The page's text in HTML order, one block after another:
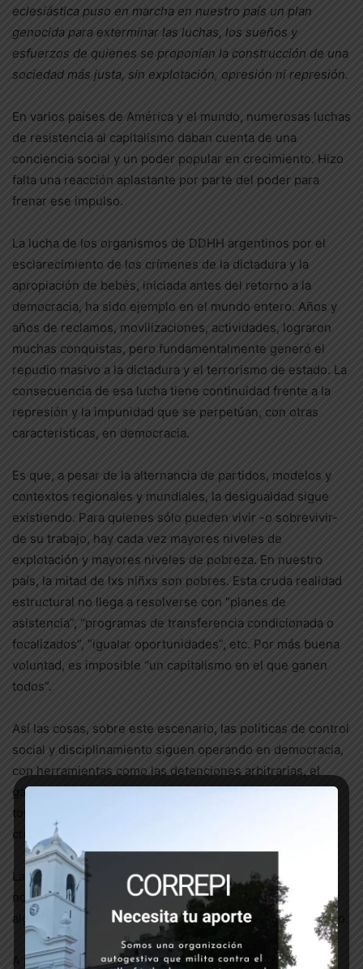
eclesiástica puso en marcha en nuestro país un plan
genocida para exterminar las luchas, los sueños y
esfuerzos de quienes se proponían la construcción de una
sociedad más justa, sin explotación, opresión ni represión.
En varios países de América y el mundo, numerosas luchas
de resistencia al capitalismo daban cuenta de una
conciencia social y un poder popular en crecimiento. Hizo
falta una reacción aplastante por parte del poder para
frenar ese impulso.
La lucha de los organismos de DDHH argentinos por el
esclarecimiento de los crímenes de la dictadura y la
apropiación de bebés, iniciada antes del retorno a la
democracia, ha sido ejemplo en el mundo entero. Años y
años de reclamos, movilizaciones, actividades, lograron
muchas conquistas, pero fundamentalmente generó el
repudio masivo a la dictadura y el terrorismo de estado. La
consecuencia de esa lucha tiene continuidad frente a la
represión y la impunidad que se perpetúan, con otras
características, en democracia.
Es que, a pesar de la alternancia de partidos, modelos y
contextos regionales y mundiales, la desigualdad sigue
existiendo. Para quienes sólo pueden vivir -o sobrevivir-
de su trabajo, hay cada vez mayores niveles de
explotación y mayores niveles de pobreza. En nuestro
país, la mitad de lxs niñxs son pobres. Esta cruda realidad
estructural no llega a resolverse con “planes de
asistencia”, “programas de transferencia condicionada o
focalizados”, “igualar oportunidades”, etc. Por más buena
voluntad, es imposible “un capitalismo en el que ganen
todos”.
Así las cosas, sobre este escenario, las políticas de control
social y disciplinamiento siguen operando en democracia,
con herramientas como las detenciones arbitrarias, el
gatillo fácil, las muertes en cárceles y comisarías, las
torturas y las desapariciones, junto a la persecución y
criminalización de la protesta y el conflicto social.
La organización popular y lucha en las calles, de nuevo,
nos permitieron visibilizar esta situación y también lograr
algunas conquistas. Pero la realidad impone profundizarlo.
A pesar de haber superado la gestión Macri/Bullrich